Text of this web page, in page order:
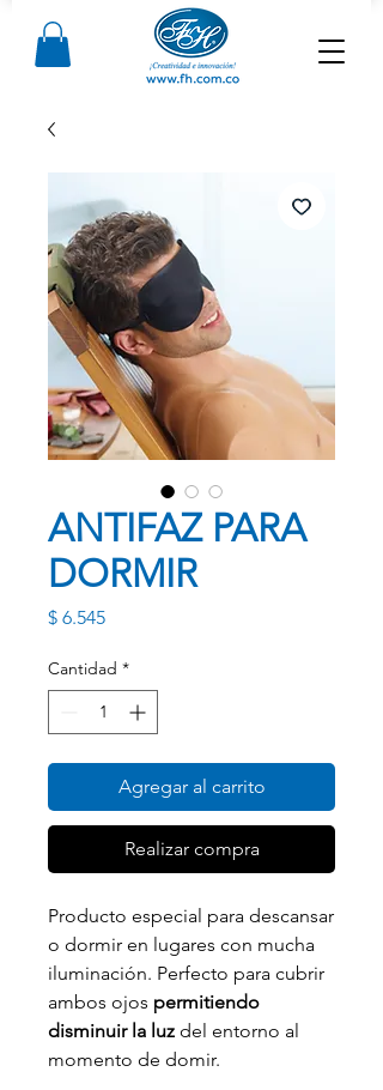
ANTIFAZ PARA
DORMIR
$ 6.545Precio
Cantidad *
Agregar al carrito
Realizar compra
Producto especial para descansar
o dormir en lugares con mucha
iluminación. Perfecto para cubrir
ambos ojos permitiendo
disminuir la luz del entorno al
momento de domir.